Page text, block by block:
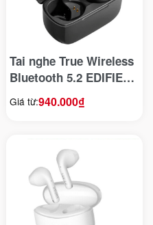
Tai nghe True Wireless
Bluetooth 5.2 EDIFIER
TWS1 PRO
Giá từ:940.000₫